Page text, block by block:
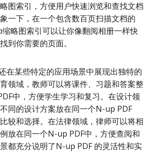
图索引，方便用户快速浏览和查找文档
一下，在一个包含数百页扫描文档的
略图索引可以让你像翻阅相册一样快
到你需要的页面。
在某些特定的应用场景中展现出独特的
领域，教师可以将课件、习题和答案整
中，方便学生学习和复习。在设计领
同的设计方案放在同一个N-up PDF
较和选择。在法律领域，律师可以将相
放在同一个N-up PDF中，方便查阅和
都充分说明了N-up PDF 的灵活性和实